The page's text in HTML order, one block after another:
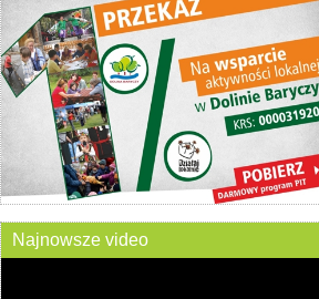
Najnowsze video